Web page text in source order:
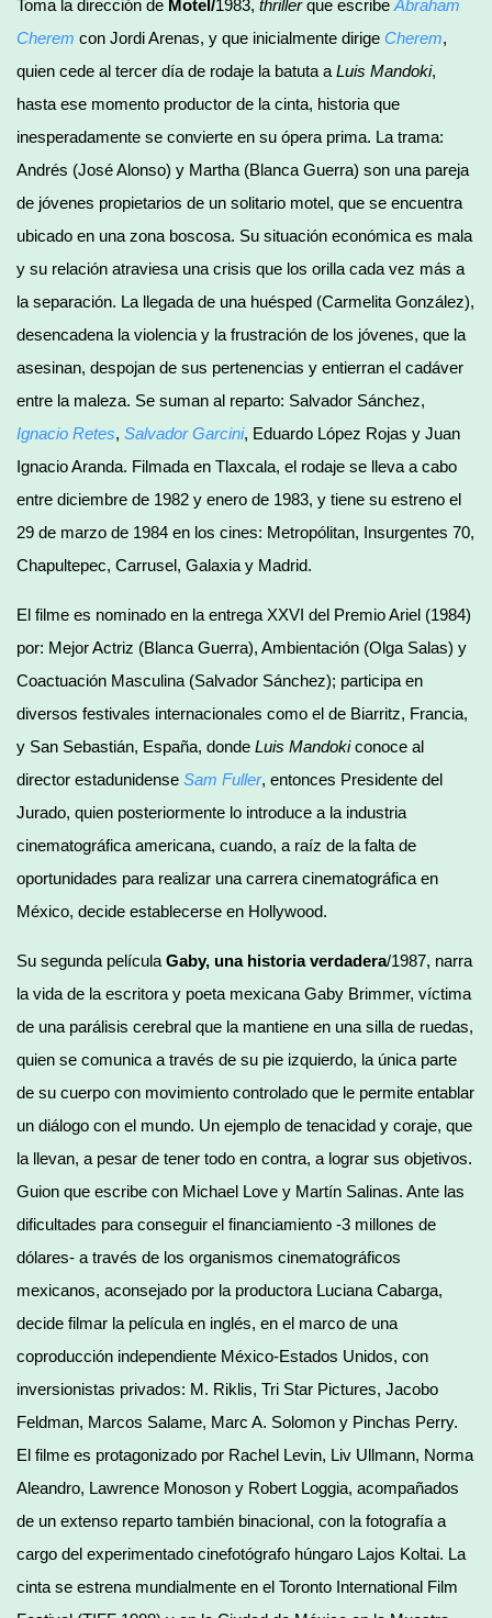
Toma la dirección de Motel/1983, thrillerque escribe Abraham
Cherem con Jordi Arenas, y que inicialmente dirige Cherem,
quien cede al tercer día de rodaje la batuta a Luis Mandoki,
hasta ese momento productor de la cinta, historia que
inesperadamente se convierte en su ópera prima. La trama:
Andrés (José Alonso) y Martha (Blanca Guerra) son una pareja
de jóvenes propietarios de un solitario motel, que se encuentra
ubicado en una zona boscosa. Su situación económica es mala
y su relación atraviesa una crisis que los orilla cada vez más a
la separación. La llegada de una huésped (Carmelita González),
desencadena la violencia y la frustración de los jóvenes, que la
asesinan, despojan de sus pertenencias y entierran el cadáver
entre la maleza. Se suman al reparto: Salvador Sánchez,
Ignacio Retes, Salvador Garcini, Eduardo López Rojas y Juan
Ignacio Aranda. Filmada en Tlaxcala, el rodaje se lleva a cabo
entre diciembre de 1982 y enero de 1983, y tiene su estreno el
29 de marzo de 1984 en los cines: Metropólitan, Insurgentes 70,
Chapultepec, Carrusel, Galaxia y Madrid.
El filme es nominado en la entrega XXVI del Premio Ariel (1984)
por: Mejor Actriz (Blanca Guerra), Ambientación (Olga Salas) y
Coactuación Masculina (Salvador Sánchez); participa en
diversos festivales internacionales como el de Biarritz, Francia,
y San Sebastián, España, donde Luis Mandokiconoce al
director estadunidense Sam Fuller, entonces Presidente del
Jurado, quien posteriormente lo introduce a la industria
cinematográfica americana, cuando, a raíz de la falta de
oportunidades para realizar una carrera cinematográfica en
México, decide establecerse en Hollywood.
Su segunda película Gaby, una historia verdadera/1987, narra
la vida de la escritora y poeta mexicana Gaby Brimmer, víctima
de una parálisis cerebral que la mantiene en una silla de ruedas,
quien se comunica a través de su pie izquierdo, la única parte
de su cuerpo con movimiento controlado que le permite entablar
un diálogo con el mundo. Un ejemplo de tenacidad y coraje, que
la llevan, a pesar de tener todo en contra, a lograr sus objetivos.
Guion que escribe con Michael Love y Martín Salinas. Ante las
dificultades para conseguir el financiamiento -3 millones de
dólares- a través de los organismos cinematográficos
mexicanos, aconsejado por la productora Luciana Cabarga,
decide filmar la película en inglés, en el marco de una
coproducción independiente México-Estados Unidos, con
inversionistas privados: M. Riklis, Tri Star Pictures, Jacobo
Feldman, Marcos Salame, Marc A. Solomon y Pinchas Perry.
El filme es protagonizado por Rachel Levin, Liv Ullmann, Norma
Aleandro, Lawrence Monoson y Robert Loggia, acompañados
de un extenso reparto también binacional, con la fotografía a
cargo del experimentado cinefotógrafo húngaro Lajos Koltai. La
cinta se estrena mundialmente en el Toronto International Film